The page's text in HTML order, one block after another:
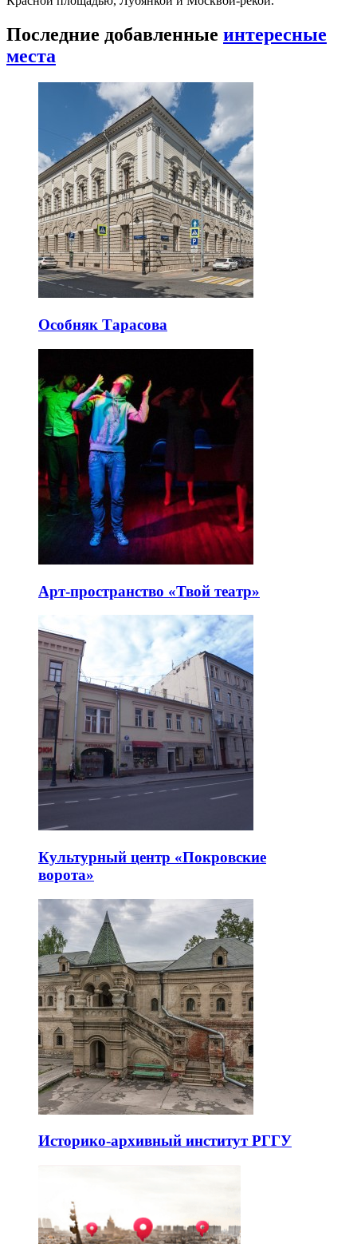
Последние добавленные интересные
места
Особняк Тарасова
Арт-пространство «Твой театр»
Культурный центр «Покровские
ворота»
Историко-архивный институт РГГУ